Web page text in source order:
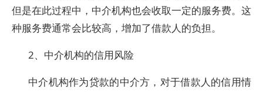
但是在此过程中，中介机构也会收取一定的服务费。这
种服务费通常会比较高，增加了借款人的负担。
2、中介机构的信用风险
中介机构作为贷款的中介方，对于借款人的信用情